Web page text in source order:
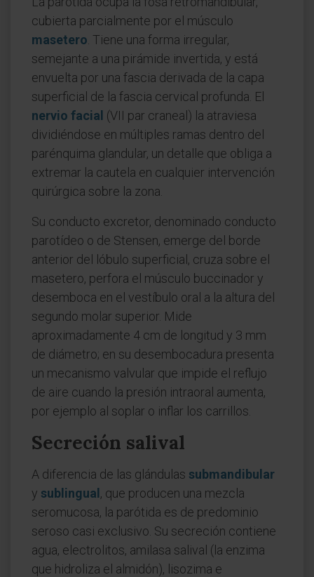
cubierta parcialmente por el músculo
masetero . Tiene una forma irregular,
semejante a una pirámide invertida, y está
envuelta por una fascia derivada de la capa
superficial de la fascia cervical profunda. El
nervio facial (VII par craneal) la atraviesa
dividiéndose en múltiples ramas dentro del
parénquima glandular, un detalle que obliga a
extremar la cautela en cualquier intervención
quirúrgica sobre la zona.
Su conducto excretor, denominado conducto
parotídeo o de Stensen, emerge del borde
anterior del lóbulo superficial, cruza sobre el
masetero, perfora el músculo buccinador y
desemboca en el vestíbulo oral a la altura del
segundo molar superior. Mide
aproximadamente 4 cm de longitud y 3 mm
de diámetro; en su desembocadura presenta
un mecanismo valvular que impide el reflujo
de aire cuando la presión intraoral aumenta,
por ejemplo al soplar o inflar los carrillos.
Secreción salival
A diferencia de las glándulas submandibular
y sublingual , que producen una mezcla
seromucosa, la parótida es de predominio
seroso casi exclusivo. Su secreción contiene
agua, electrolitos, amilasa salival (la enzima
que hidroliza el almidón), lisozima e